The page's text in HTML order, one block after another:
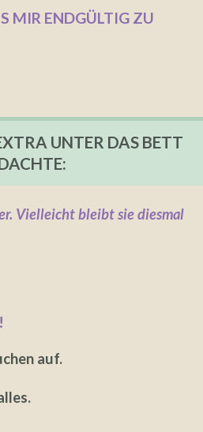
MIR ENDGÜLTIG ZU
UNTER DAS BETT
Vielleicht bleibt sie diesmal
auf.